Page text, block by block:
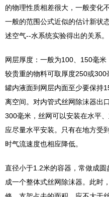
的物理性质相差很大，一般变化
一般的范围公式近似的估计新状
述空气--水系统实验得出的关系。
网层厚度：一般为100、150毫
较贵重的物料可取厚度250或
罐内液面到网层内面至少要保持
离空间。对内管式丝网除沫器出
300毫米，丝网可以安装在水平
应尽量水平安装。只有在地方受
时气流速度也相应降低。
直径小于1.2米的容器，常做成圆
成一个整体式丝网除沫器。此时